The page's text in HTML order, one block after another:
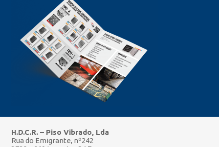
H.D.C.R. – Piso Vibrado, Lda
Rua do Emigrante, nº242